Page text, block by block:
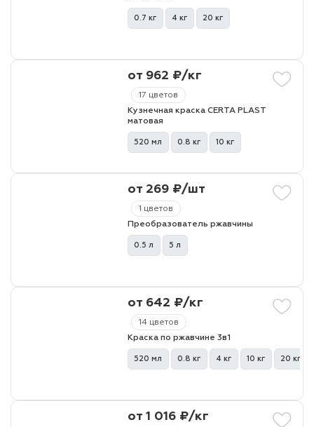
0.7 кг 4 кг 20 кг
17 цветов
от 962 ₽/кг
Кузнечная краска CERTA PLAST
матовая
520 мл 0.8 кг 10 кг
1 цветов
от 269 ₽/шт
Преобразователь ржавчины
0.5 л 5 л
14 цветов
от 642 ₽/кг
Краска по ржавчине 3в1
520 мл 0.8 кг 4 кг 10 кг 20 кг
от 1 016 ₽/кг